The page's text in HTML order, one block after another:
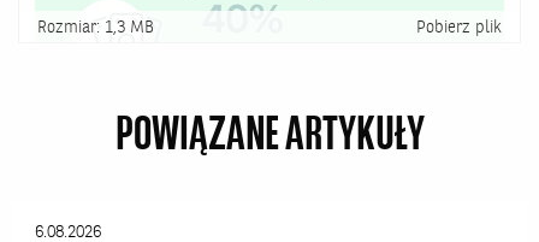
Rozmiar: 1,3 MB Pobierz plik
POWIĄZANE ARTYKUŁY
6.08.2026